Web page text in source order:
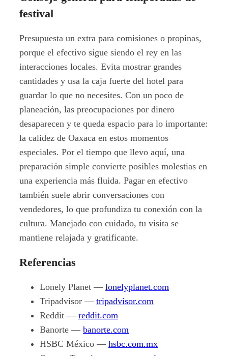
festival
Presupuesta un extra para comisiones o propinas,
porque el efectivo sigue siendo el rey en las
interacciones locales. Evita mostrar grandes
cantidades y usa la caja fuerte del hotel para
guardar lo que no necesites. Con un poco de
planeación, las preocupaciones por dinero
desaparecen y te queda espacio para lo importante:
la calidez de Oaxaca en estos momentos
especiales. Por el tiempo que llevo aquí, una
preparación simple convierte posibles molestias en
una experiencia más fluida. Pagar en efectivo
también suele abrir conversaciones con
vendedores, lo que profundiza tu conexión con la
cultura. Manejado con cuidado, tu visita se
mantiene relajada y gratificante.
Referencias
Lonely Planet — lonelyplanet.com
Tripadvisor — tripadvisor.com
Reddit — reddit.com
Banorte — banorte.com
HSBC México — hsbc.com.mx